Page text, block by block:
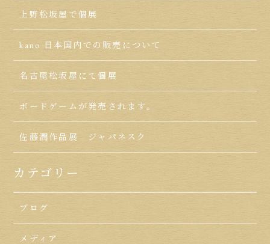
上野松坂屋で個展
kano 日本国内での販売について
名古屋松坂屋にて個展
ボードゲームが発売されます。
佐藤潤作品展 ジャパネスク
カテゴリー
ブログ
メディア